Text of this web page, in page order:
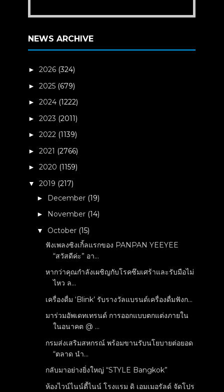
NEWS ARCHIVE
►2026 (324)
►2025 (679)
►2024 (1222)
►2023 (2011)
►2022 (1139)
►2021 (2766)
►2020 (1159)
▼2019 (217)
► December (19)
► November (14)
▼ October (15)
ฟังเพลงซิงเกิ้ลแรกของ PANPAN YEEYEE
“สวัสดีค่ะ” อา...
หากว่าคุณกำลังเผชิญกับโรคซึมเศร้าและรับมือไม่
ไหว ล...
เครื่องดื่ม ‘Blink’ รับรางวัลแบรนด์เครื่องดื่มฟังก...
มาร่วมอัพเดทเทรนด์ การออกแบบตกแต่งภายใน
ในอนาคต @ ...
กรมส่งเสริมสหกรณ์ พร้อมขานรับนโยบายต่อยอด
“ตลาด นำ...
กลับมาอย่างยิ่งใหญ่ “STYLE Bangkok”
ห้องไวน์ไนน์ตี้ไนน์ โรงแรม ดิ เอมเมอรัลด์ จัดโปร